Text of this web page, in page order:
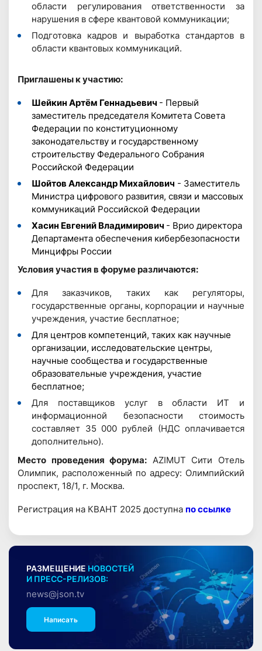
области регулирования ответственности за
нарушения в сфере квантовой коммуникации;
Подготовка кадров и выработка стандартов в
области квантовых коммуникаций.
Приглашены к участию:
Шейкин Артём Геннадьевич - Первый
заместитель председателя Комитета Совета
Федерации по конституционному
законодательству и государственному
строительству Федерального Собрания
Российской Федерации
Шойтов Александр Михайлович - Заместитель
Министра цифрового развития, связи и массовых
коммуникаций Российской Федерации
Хасин Евгений Владимирович - Врио директора
Департамента обеспечения кибербезопасности
Минцифры России
Условия участия в форуме различаются:
Для заказчиков, таких как регуляторы,
государственные органы, корпорации и научные
учреждения, участие бесплатное;
Для центров компетенций, таких как научные
организации, исследовательские центры,
научные сообщества и государственные
образовательные учреждения, участие
бесплатное;
Для поставщиков услуг в области ИТ и
информационной безопасности стоимость
составляет 35 000 рублей (НДС оплачивается
дополнительно).
Место проведения форума: AZIMUT Сити Отель
Олимпик, расположенный по адресу: Олимпийский
проспект, 18/1, г. Москва.
Регистрация на КВАНТ 2025 доступнапо ссылке
РАЗМЕЩЕНИЕ НОВОСТЕЙ
И ПРЕСС-РЕЛИЗОВ:
news@json.tv
Написать